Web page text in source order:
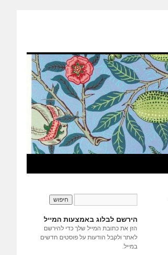
הירשם לבלוג באמצעות המייל
הזן את כתובת המייל שלך כדי להירשם
לאתר ולקבל הודעות על פוסטים חדשים
במייל.